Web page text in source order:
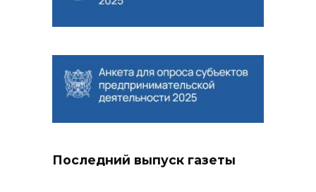
Последний выпуск газеты